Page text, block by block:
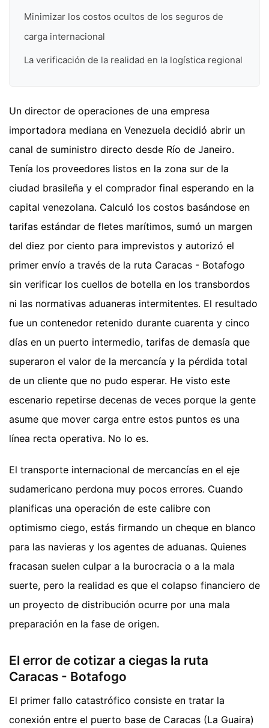
Minimizar los costos ocultos de los seguros de
carga internacional
La verificación de la realidad en la logística regional
Un director de operaciones de una empresa
importadora mediana en Venezuela decidió abrir un
canal de suministro directo desde Río de Janeiro.
Tenía los proveedores listos en la zona sur de la
ciudad brasileña y el comprador final esperando en la
capital venezolana. Calculó los costos basándose en
tarifas estándar de fletes marítimos, sumó un margen
del diez por ciento para imprevistos y autorizó el
primer envío a través de la ruta Caracas - Botafogo
sin verificar los cuellos de botella en los transbordos
ni las normativas aduaneras intermitentes. El resultado
fue un contenedor retenido durante cuarenta y cinco
días en un puerto intermedio, tarifas de demasía que
superaron el valor de la mercancía y la pérdida total
de un cliente que no pudo esperar. He visto este
escenario repetirse decenas de veces porque la gente
asume que mover carga entre estos puntos es una
línea recta operativa. No lo es.
El transporte internacional de mercancías en el eje
sudamericano perdona muy pocos errores. Cuando
planificas una operación de este calibre con
optimismo ciego, estás firmando un cheque en blanco
para las navieras y los agentes de aduanas. Quienes
fracasan suelen culpar a la burocracia o a la mala
suerte, pero la realidad es que el colapso financiero de
un proyecto de distribución ocurre por una mala
preparación en la fase de origen.
El error de cotizar a ciegas la ruta
Caracas - Botafogo
El primer fallo catastrófico consiste en tratar la
conexión entre el puerto base de Caracas (La Guaira)